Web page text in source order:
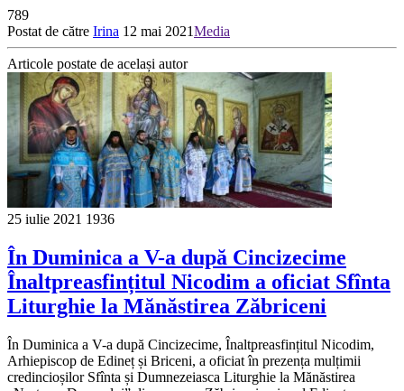
789
Postat de către Irina 12 mai 2021Media
Articole postate de același autor
25 iulie 2021 1936
În Duminica a V-a după Cincizecime
Înaltpreasfințitul Nicodim a oficiat Sfînta
Liturghie la Mănăstirea Zăbriceni
În Duminica a V-a după Cincizecime, Înaltpreasfințitul Nicodim,
Arhiepiscop de Edineț și Briceni, a oficiat în prezența mulțimii
credincioșilor Sfînta și Dumnezeiasca Liturghie la Mănăstirea